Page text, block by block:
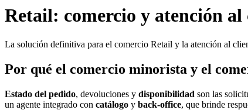
Retail: comercio y atención
La solución definitiva para el comercio Retail y la atención al
Por qué el comercio minorista y el
Estado del pedido, devoluciones y disponibilidad son las
un agente integrado con catálogo y back-office, que brinde